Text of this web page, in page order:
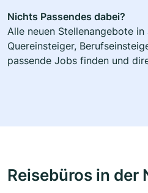
Nichts Passendes dabei?
Alle neuen Stellenangebote
Quereinsteiger,
passende Jobs finden und
Reisebüros in der